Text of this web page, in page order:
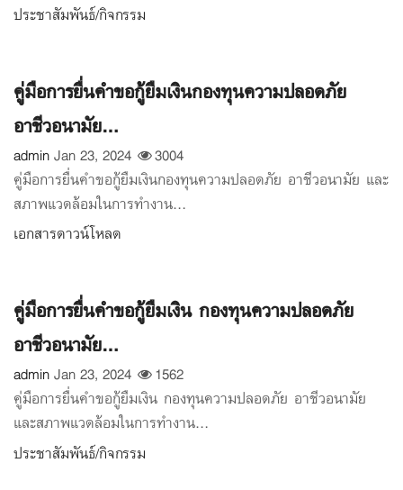
ประชาสัมพันธ์/กิจกรรม
คู่มือการยื่นคำขอกู้ยืมเงินกองทุนความปลอดภัย
อาชีวอนามัย...
adminJan 23, 2024
3004
คู่มือการยื่นคำขอกู้ยืมเงินกองทุนความปลอดภัย อาชีวอนามัย และ
สภาพแวดล้อมในการทำงาน...
เอกสารดาวน์โหลด
คู่มือการยื่นคำขอกู้ยืมเงิน กองทุนความปลอดภัย
อาชีวอนามัย...
adminJan 23, 2024
1562
คู่มือการยื่นคำขอกู้ยืมเงิน กองทุนความปลอดภัย อาชีวอนามัย
และสภาพแวดล้อมในการทำงาน...
ประชาสัมพันธ์/กิจกรรม